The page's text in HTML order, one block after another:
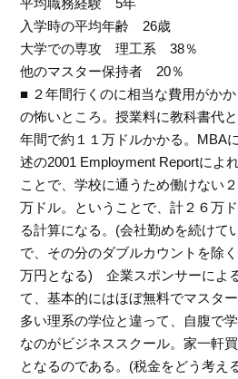
入学時の平均年齢 26歳
大学での専攻 理工系 38％
他のマスター保持者 20％
■ ２年間行くのに相当な費用がか
の怖いところ。授業料に教科書代
年間で約１１万ドルかかる。MBA
述の2001 Employment Reportによ
ことで、学校に通うため働けない
万ドル。ということで、計２６万
る計算になる。(会社勤めを続けて
で、その分のダブルカウントを除
万円となる) 企業スポンサーによ
て、基本的にはほぼ無料でマスタ
多い理系の学位と違って、自腹で
なのがビジネススクール。家一軒
となるのである。(税金をどう考え